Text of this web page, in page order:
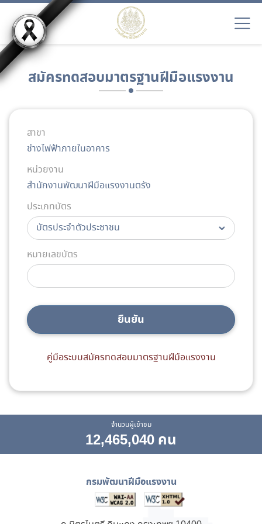
สมัครทดสอบมาตรฐานฝีมือแรงงาน
สาขา
ช่างไฟฟ้าภายในอาคาร
หน่วยงาน
สำนักงานพัฒนาฝีมือแรงงานตรัง
ประเภทบัตร
หมายเลขบัตร
ยืนยัน
คู่มือระบบสมัครทดสอบมาตรฐานฝีมือแรงงาน
จำนวนผู้เข้าชม
12,465,040 คน
กรมพัฒนาฝีมือแรงงาน